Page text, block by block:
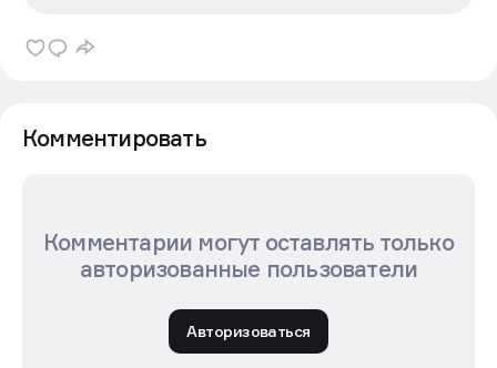
Комментировать
Комментарии могут оставлять только
авторизованные пользователи
Авторизоваться